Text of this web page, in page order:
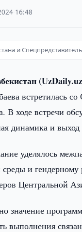
16:48
и
встретилась
В ходе встречи
динамика и
уделялось
и гендерному
Центральной
значение
выполнения